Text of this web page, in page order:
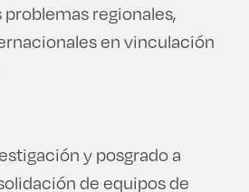
regionales,
en vinculación
y posgrado a
de equipos de